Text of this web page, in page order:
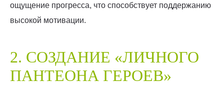
ощущение прогресса, что способствует поддержанию
высокой мотивации.
2. СОЗДАНИЕ «ЛИЧНОГО
ПАНТЕОНА ГЕРОЕВ»